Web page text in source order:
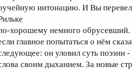
интонацию. И Вы
хорошему немного обрусевший.
главное попытаться о нём
он уловил суть поэзии -
своим дыханием. За новые